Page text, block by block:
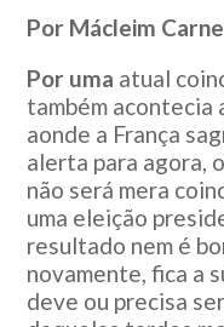
Por Mácleim
Por uma atual
também acontecia
aonde a França
alerta para agora,
não será mera
uma eleição
resultado nem é
novamente, fica a
deve ou precisa